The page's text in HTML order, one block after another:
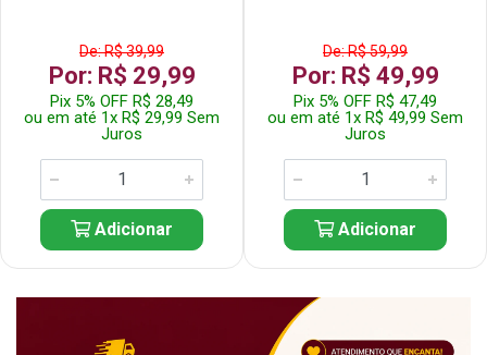
De: R$ 39,99
Por: R$ 29,99
Pix 5% OFF R$ 28,49
ou em até 1x R$ 29,99 Sem
Juros
Adicionar
De: R$ 59,99
Por: R$ 49,99
Pix 5% OFF R$ 47,49
ou em até 1x R$ 49,99 Sem
Juros
Adicionar